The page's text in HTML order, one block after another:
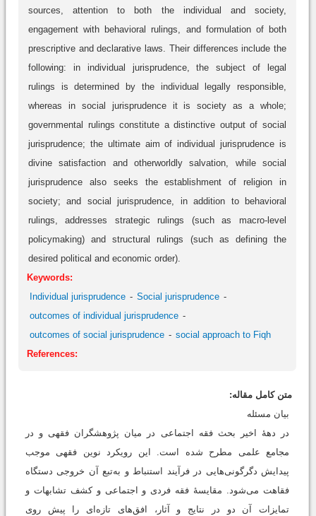
sources, attention to both the individual and society,
engagement with behavioral rulings, and formulation of both
prescriptive and declarative laws. Their differences include the
following: in individual jurisprudence, the subject of legal
rulings is determined by the individual legally responsible,
whereas in social jurisprudence it is society as a whole;
governmental rulings constitute a distinctive output of social
jurisprudence; the ultimate aim of individual jurisprudence is
divine satisfaction and otherworldly salvation, while social
jurisprudence also seeks the establishment of religion in
society; and social jurisprudence, in addition to behavioral
rulings, addresses strategic rulings (such as macro-level
policymaking) and structural rulings (such as defining the
desired political and economic order).
Keywords:
Individual jurisprudence
Social jurisprudence
outcomes of individual jurisprudence
outcomes of social jurisprudence
social approach to Fiqh
References:
متن کامل مقاله:
بیان مسئله
در دهۀ اخیر بحث فقه اجتماعی در میان پژوهشگران فقهی و در
مجامع علمی مطرح شده است. این رویکرد نوین فقهی موجب
پیدایش دگرگونی‌هایی در فرآیند استنباط و به‌تبع آن خروجی دستگاه
فقاهت می‌شود. مقایسۀ فقه فردی و اجتماعی و کشف تشابهات و
تمایزات آن دو در نتایج و آثار، افق‌های تازه‌ای را پیش‌ روی